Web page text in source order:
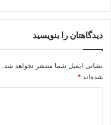
دیدگاهتان را بنویسید
نشانی ایمیل شما منتشر نخواهد شد.
شده‌اند *